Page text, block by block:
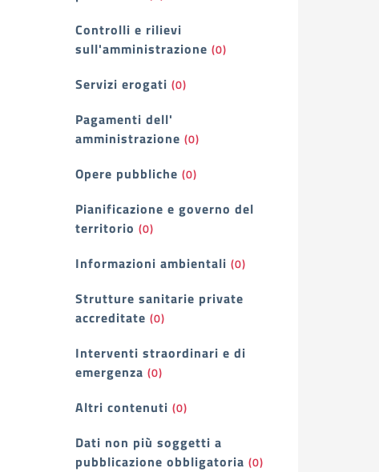
Controlli e rilievi
sull'amministrazione (0)
Servizi erogati (0)
Pagamenti dell'
amministrazione (0)
Opere pubbliche (0)
Pianificazione e governo del
territorio (0)
Informazioni ambientali (0)
Strutture sanitarie private
accreditate (0)
Interventi straordinari e di
emergenza (0)
Altri contenuti (0)
Dati non più soggetti a
pubblicazione obbligatoria (0)